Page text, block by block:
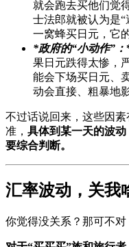
就会跑去买他们觉
士法郎就被认为是
一窝蜂买日元，它
*政府的“小动作”：
果日元跌得太惨，
能会下场买日元、
动会直接、粗暴地
不过话说回来，这些因
准， 具体到某一天的波
要综合判断。
汇率波动，关我
你觉得没关系？那可不对